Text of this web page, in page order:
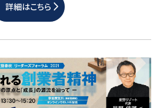
詳細はこちら